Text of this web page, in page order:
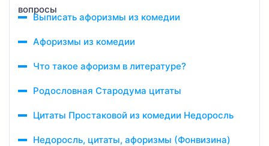
Выписать афоризмы из комедии
Афоризмы из комедии
Что такое афоризм в литературе?
Родословная Стародума цитаты
Цитаты Простаковой из комедии Недоросль
Недоросль, цитаты, афоризмы (Фонвизина)